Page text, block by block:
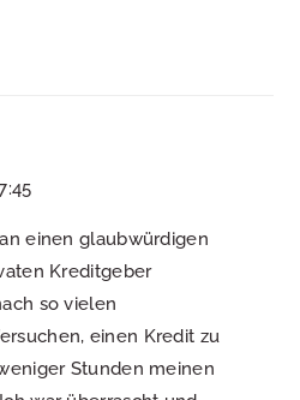
einen glaubwürdigen
Kreditgeber
so vielen
einen Kredit zu
Stunden meinen